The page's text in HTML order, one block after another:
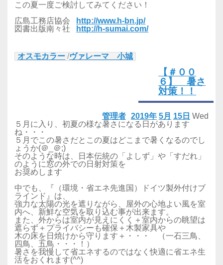
この夏一度ご検討してみてください！
広島工務店協会
http://www.h-bn.jp/
図書出版南々社
http://h-sumai.com/
オスモカラー /ヴァレーマ 小城
【＃００
６】 暑さ
対策！！
2019年 5月 15日 Wed
管理者
５月に入り、初夏の様な暑さになる日があります
ね・・・
５月でこの暑さだとこの夏はどこまで暑くなるのでし
ょうか(＠_＠;)
そのような時は、日本伝統の「よしず」や「すだれ」
のように窓の外での日射対策を
お奨めします
中でも、『（環境・省エネ先進国）ドイツ製外付けブ
ラインド』は、
強力な太陽の光を遮りながら、屋外の心地よい風を室
内へ、新鮮な空気を取り込む事が出来ます。
また、外からは室内が見えにくく＋室内からの眺望は
遮らず＋プライバシーも確保＋木製家具や
木の床を日焼けから守ります＋・・・ （一石三鳥、
四鳥、五鳥・・・！）
暑さを我慢して省エネするのではなく快適に省エネ生
活をおくれます(^^)